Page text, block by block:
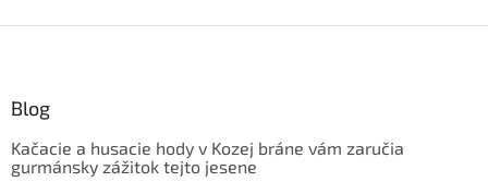
Blog
Kačacie a husacie hody v Kozej bráne vám zaručia
gurmánsky zážitok tejto jesene